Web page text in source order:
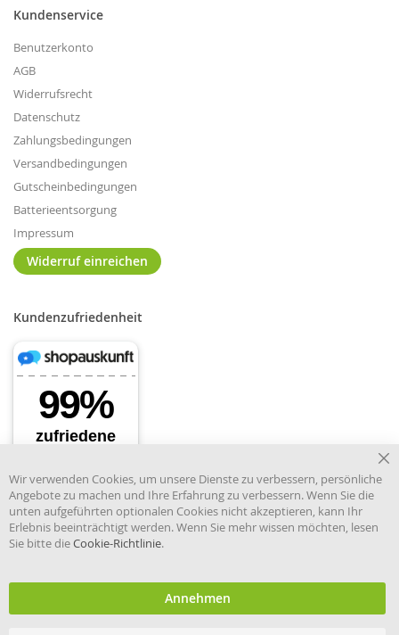
Kundenservice
Benutzerkonto
AGB
Widerrufsrecht
Datenschutz
Zahlungsbedingungen
Versandbedingungen
Gutscheinbedingungen
Batterieentsorgung
Impressum
Widerruf einreichen
Kundenzufriedenheit
Händler im offiziellen Register
und Information.
Wir verwenden Cookies, um unsere Dienste zu verbessern, persönliche
Angebote zu machen und Ihre Erfahrung zu verbessern. Wenn Sie die
unten aufgeführten optionalen Cookies nicht akzeptieren, kann Ihr
Erlebnis beeinträchtigt werden. Wenn Sie mehr wissen möchten, lesen
Sie bitte dieCookie-Richtlinie.
Annehmen